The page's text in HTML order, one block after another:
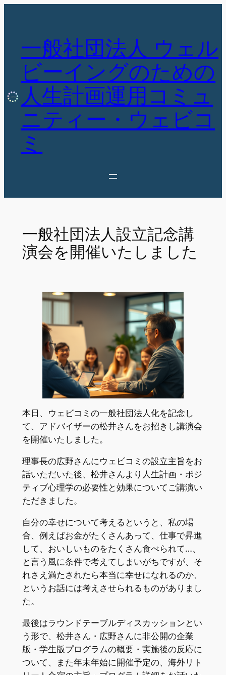
プ
一般社団法人 ウェル
ビーイングのための
人生計画運用コミュ
ニティー・ウェビコ
ミ
一般社団法人設立記念講
演会を開催いたしました
本日、ウェビコミの一般社団法人化を記念し
て、アドバイザーの松井さんをお招きし講演会
を開催いたしました。
理事長の広野さんにウェビコミの設立主旨をお
話いただいた後、松井さんより人生計画・ポジ
ティブ心理学の必要性と効果についてご講演い
ただきました。
自分の幸せについて考えるというと、私の場
合、例えばお金がたくさんあって、仕事で昇進
して、おいしいものをたくさん食べられて…、
と言う風に条件で考えてしまいがちですが、そ
れさえ満たされたら本当に幸せになれるのか、
というお話には考えさせられるものがありまし
た。
最後はラウンドテーブルディスカッションとい
う形で、松井さん・広野さんに非公開の企業
版・学生版プログラムの概要・実施後の反応に
ついて、また年末年始に開催予定の、海外リト